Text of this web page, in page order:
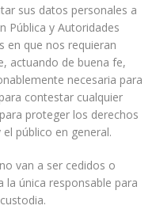
sus datos personales a
Pública y Autoridades
en que nos requieran
actuando de buena fe,
necesaria para
contestar cualquier
proteger los derechos
público en general.
van a ser cedidos o
única responsable para